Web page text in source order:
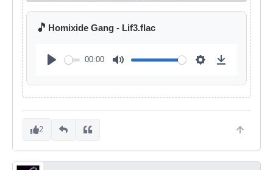
🎵 Homixide Gang - Lif3.flac
00:00
2